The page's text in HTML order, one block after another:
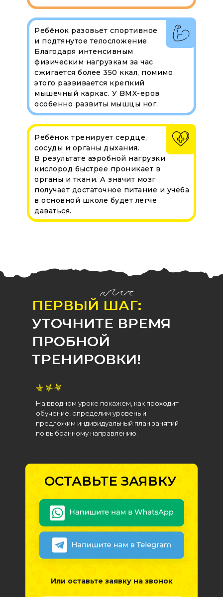
Ребёнок тренирует сердце,
сосуды и органы дыхания.
В результате аэробной нагрузки
кислород быстрее проникает в
органы и ткани. А значит мозг
получает достаточное питание и учеба
в основной школе будет легче
даваться.
Ребёнок разовьет спортивное
и подтянутое телосложение.
Благодаря интенсивным
физическим нагрузкам за час
сжигается более 350 ккал, помимо
этого развивается крепкий
мышечный каркас. У BMX-еров
особенно развиты мышцы ног.
ПЕРВЫЙ ШАГ:
УТОЧНИТЕ ВРЕМЯ
ПРОБНОЙ
ТРЕНИРОВКИ!
На вводном уроке покажем, как проходит
обучение, определим уровень и
предложим индивидуальный план занятий
по выбранному направлению.
ОСТАВЬТЕ ЗАЯВКУ
Или оставьте заявку на звонок